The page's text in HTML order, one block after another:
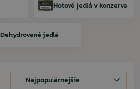
Hotové jedlá v konzerve
Dehydrované jedlá
Najpopulárnejšie